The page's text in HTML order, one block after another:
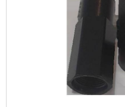
segurança, enc...